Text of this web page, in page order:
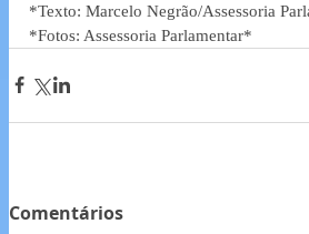
*Texto: Marcelo Negrão/Assessoria
*Fotos: Assessoria Parlamentar*
Comentários